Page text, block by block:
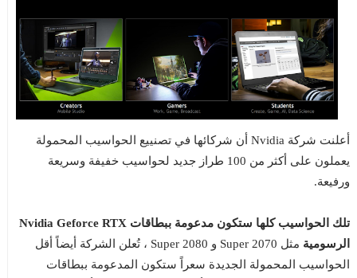
أعلنت شركة Nvidia أن شركائها في تصنييع الحواسيب المحمولة
يعملون على أكثر من 100 طراز جديد لحواسيب خفيفة وسريعة
ورفيعة.
تلك الحواسيب كلها ستكون مدعومة ببطاقات Nvidia Geforce RTX
الرسومية
مثل 2070 Super و 2080 Super ، تُعلن الشركة أيضاً أقل
الحواسيب المحمولة الجديدة سعراً ستكون المدعومة ببطاقات